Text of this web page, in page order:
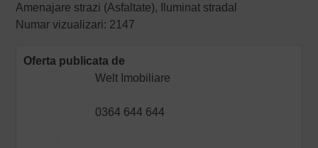
Amenajare strazi (Asfaltate), Iluminat stradal
Numar vizualizari: 2147
Oferta publicata de
Welt Imobiliare
0364 644 644